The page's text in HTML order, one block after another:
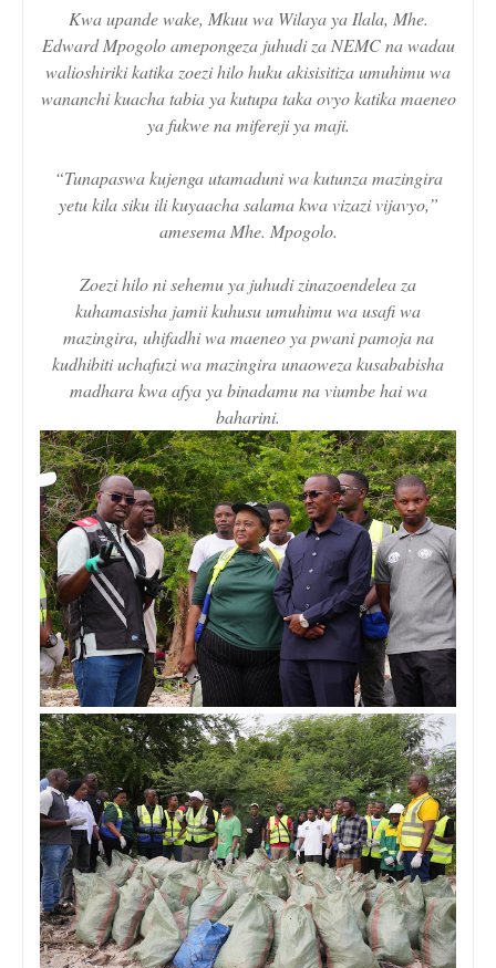
Kwa upande wake, Mkuu wa Wilaya ya Ilala, Mhe.
Edward Mpogolo amepongeza juhudi za NEMC na wadau
walioshiriki katika zoezi hilo huku akisisitiza umuhimu wa
wananchi kuacha tabia ya kutupa taka ovyo katika maeneo
ya fukwe na mifereji ya maji.
“Tunapaswa kujenga utamaduni wa kutunza mazingira
yetu kila siku ili kuyaacha salama kwa vizazi vijavyo,”
amesema Mhe. Mpogolo.
Zoezi hilo ni sehemu ya juhudi zinazoendelea za
kuhamasisha jamii kuhusu umuhimu wa usafi wa
mazingira, uhifadhi wa maeneo ya pwani pamoja na
kudhibiti uchafuzi wa mazingira unaoweza kusababisha
madhara kwa afya ya binadamu na viumbe hai wa
baharini.